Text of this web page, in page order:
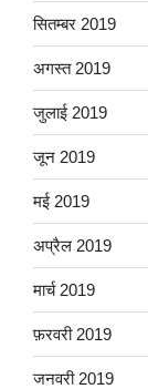
सितम्बर 2019
अगस्त 2019
जुलाई 2019
जून 2019
मई 2019
अप्रैल 2019
मार्च 2019
फ़रवरी 2019
जनवरी 2019